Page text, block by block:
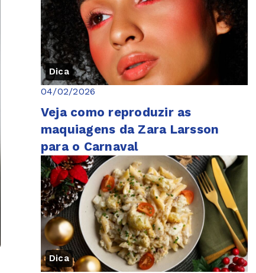
Dica
04/02/2026
Veja como reproduzir as
maquiagens da Zara Larsson
para o Carnaval
Dica